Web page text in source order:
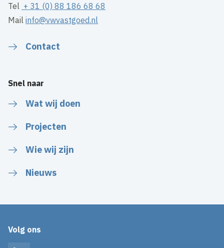
Tel + 31 (0) 88 186 68 68
Mailinfo@vwvastgoed.nl
Contact
Snel naar
Wat wij doen
Projecten
Wie wij zijn
Nieuws
Volg ons